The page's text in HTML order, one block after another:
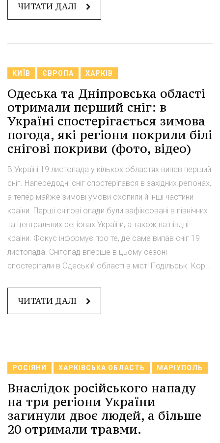
ЧИТАТИ ДАЛІ
КИЇВ ЄВРОПА ХАРКІВ
Одеська та Дніпровська області
отримали перший сніг: в
Україні спостерігається зимова
погода, які регіони покрили білі
снігові покриви (фото, відео)
В Україні 19 листопада у кількох областях випав перший
сніг. Напередодні сніг спостерігався в західних регіонах,
а тепер майже зимові умови охопили й інші частини
країни. Перші снігові опади були зафіксовані в північних
та центральних регіонах України, а також на півдні
країни. Фокус інформує про те, де саме випав сніг 19
листопада. Снігопад вперше в цьому сезоні
спостерігали в Одеській області в місті Подільськ. Кор...
ЧИТАТИ ДАЛІ
РОСІЯНИ ХАРКІВСЬКА ОБЛАСТЬ МАРІУПОЛЬ
Внаслідок російського нападу
на три регіони України
загинули двоє людей, а більше
20 отримали травми.